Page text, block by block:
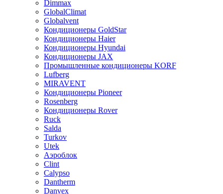
Dimmax
GlobalClimat
Globalvent
Кондиционеры GoldStar
Кондиционеры Haier
Кондиционеры Hyundai
Кондиционеры JAX
Промышленные кондиционеры KORF
Lufberg
MIRAVENT
Кондиционеры Pioneer
Rosenberg
Кондиционеры Rover
Ruck
Salda
Turkov
Utek
Аэроблок
Clint
Calypso
Dantherm
Danvex